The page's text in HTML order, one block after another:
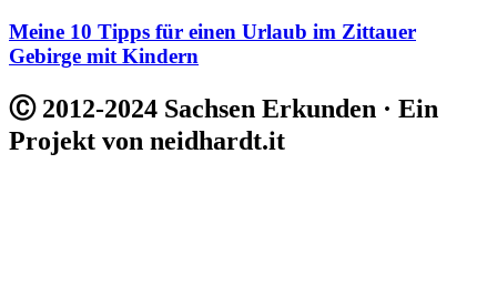
Meine 10 Tipps für einen Urlaub im Zittauer
Gebirge mit Kindern
Ⓒ 2012-2024 Sachsen Erkunden · Ein
Projekt von neidhardt.it